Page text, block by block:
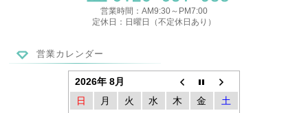
営業時間：AM9:30～PM7:00
定休日：日曜日（不定休日あり）
営業カレンダー
2026年 8月
日
月 火 水 木 金
土